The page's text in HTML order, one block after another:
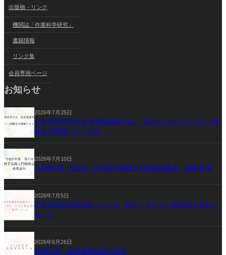
出版物・リンク
機関誌「作業科学研究」
書籍情報
リンク集
会員専用ページ
お知らせ
2026年7月25日
日本作業科学学会 研究推進班では、下記のとおりオンライン研
修会を開催いたします。
2026年7月10日
令和8年度 第1回 作業科学基礎入門研修会案内 募集要項
2026年7月5日
日本作業科学研究会ニュース『作ら，さくら』第30号を発行し
ました
2026年6月26日
2026年度 役員選挙結果の告示